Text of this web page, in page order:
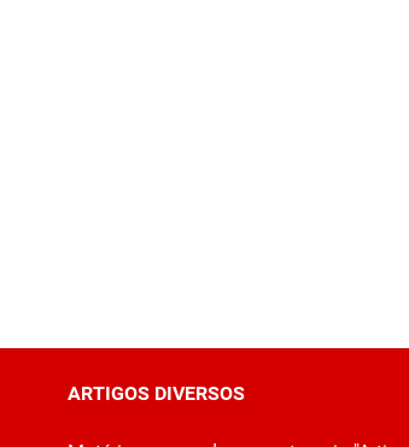
ARTIGOS DIVERSOS